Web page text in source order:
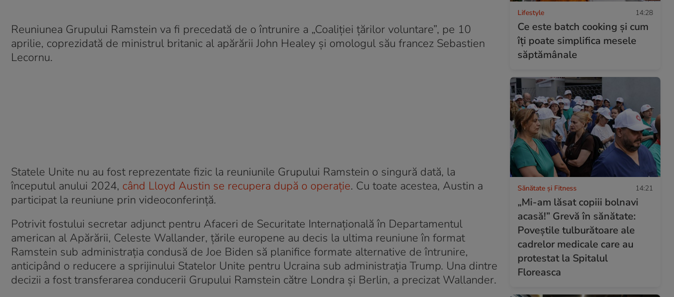
Reuniunea Grupului Ramstein va fi precedată de o întrunire a „Coaliţiei ţărilor voluntare”, pe 10
aprilie, coprezidată de ministrul britanic al apărării John Healey şi omologul său francez Sebastien
Lecornu.
Statele Unite nu au fost reprezentate fizic la reuniunile Grupului Ramstein o singură dată, la
începutul anului 2024, când Lloyd Austin se recupera după o operație. Cu toate acestea, Austin a
participat la reuniune prin videoconferință.
Potrivit fostului secretar adjunct pentru Afaceri de Securitate Internațională în Departamentul
american al Apărării, Celeste Wallander, țările europene au decis la ultima reuniune în format
Ramstein sub administrația condusă de Joe Biden să planifice formate alternative de întrunire,
anticipând o reducere a sprijinului Statelor Unite pentru Ucraina sub administrația Trump. Una dintre
decizii a fost transferarea conducerii Grupului Ramstein către Londra și Berlin, a precizat Wallander.
Lifestyle 14:28
Ce este batch cooking și cum
îți poate simplifica mesele
săptămânale
Sănătate și Fitness 14:21
„Mi-am lăsat copiii bolnavi
acasă!” Grevă în sănătate:
Poveștile tulburătoare ale
cadrelor medicale care au
protestat la Spitalul
Floreasca